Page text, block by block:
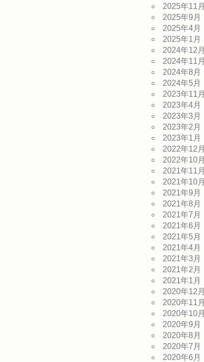
2025年11月
2025年9月
2025年4月
2025年1月
2024年12月
2024年11月
2024年8月
2024年5月
2023年11月
2023年4月
2023年3月
2023年2月
2023年1月
2022年12月
2022年10月
2021年11月
2021年10月
2021年9月
2021年8月
2021年7月
2021年6月
2021年5月
2021年4月
2021年3月
2021年2月
2021年1月
2020年12月
2020年11月
2020年10月
2020年9月
2020年8月
2020年7月
2020年6月